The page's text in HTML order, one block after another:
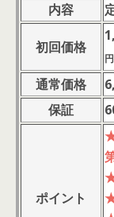
内容
初回価格
円
通常価格
保証
ポイント